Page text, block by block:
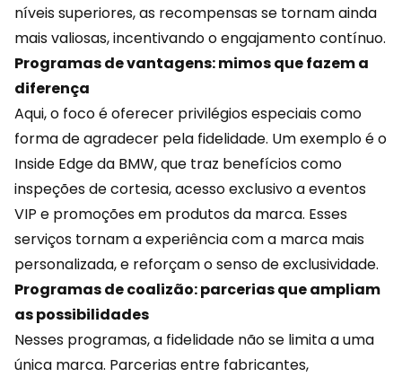
níveis superiores, as recompensas se tornam ainda
mais valiosas, incentivando o engajamento contínuo.
Programas de vantagens: mimos que fazem a
diferença
Aqui, o foco é oferecer privilégios especiais como
forma de agradecer pela fidelidade. Um exemplo é o
Inside Edge da BMW, que traz benefícios como
inspeções de cortesia, acesso exclusivo a eventos
VIP e promoções em produtos da marca. Esses
serviços tornam a experiência com a marca mais
personalizada, e reforçam o senso de exclusividade.
Programas de coalizão: parcerias que ampliam
as possibilidades
Nesses programas, a fidelidade não se limita a uma
única marca. Parcerias entre fabricantes,